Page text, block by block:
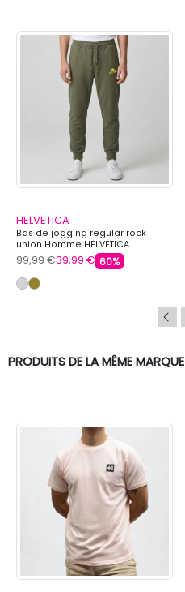
HELVETICA
Bas de jogging regular rock
union Homme HELVETICA
99,99 €39,99 € 60%
PRODUITS DE LA MÊME MARQUE